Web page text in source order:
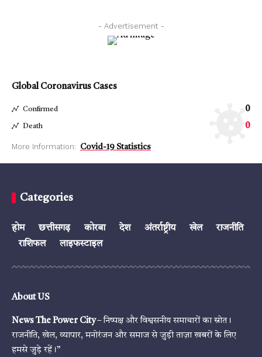
- Advertisement -
Global Coronavirus Cases
Confirmed 0
Death 0
More Information: Covid-19 Statistics
Categories
होम छत्तीसगढ़ कोरबा देश अंतर्राष्ट्रीय खेल
राजनीति
राशिफल
लाइफस्टाइल
About US
News The Power City– निष्पक्ष और विश्वसनीय समाचारों का स्रोत।
राजनीति, खेल, व्यापार, मनोरंजन और समाज से जुड़ी ताज़ा खबरों के लिए
हमसे जुड़े रहें।”